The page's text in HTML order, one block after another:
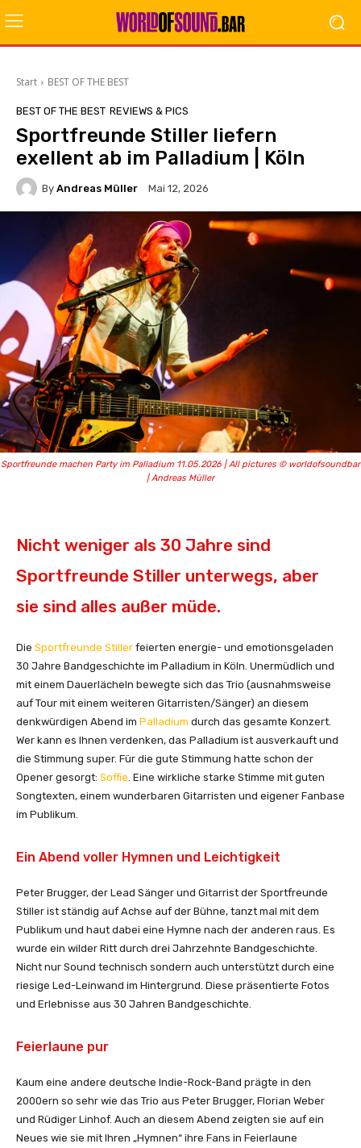
Start BEST OF THE BEST
BEST OF THE BEST REVIEWS & PICS
Sportfreunde Stiller liefern
exellent ab im Palladium | Köln
By Andreas Müller Mai 12, 2026
Sportfreunde machen Party im Palladium 11.05.2026 | All pictures © worldofsoundbar
| Andreas Müller
Nicht weniger als 30 Jahre sind
Sportfreunde Stiller unterwegs, aber
sie sind alles außer müde.
Die Sportfreunde Stiller feierten energie- und emotionsgeladen
30 Jahre Bandgeschichte im Palladium in Köln. Unermüdlich und
mit einem Dauerlächeln bewegte sich das Trio (ausnahmsweise
auf Tour mit einem weiteren Gitarristen/Sänger) an diesem
denkwürdigen Abend im Palladium durch das gesamte Konzert.
Wer kann es Ihnen verdenken, das Palladium ist ausverkauft und
die Stimmung super. Für die gute Stimmung hatte schon der
Opener gesorgt: Soffie . Eine wirkliche starke Stimme mit guten
Songtexten, einem wunderbaren Gitarristen und eigener Fanbase
im Publikum.
Ein Abend voller Hymnen und Leichtigkeit
Peter Brugger, der Lead Sänger und Gitarrist der Sportfreunde
Stiller ist ständig auf Achse auf der Bühne, tanzt mal mit dem
Publikum und haut dabei eine Hymne nach der anderen raus. Es
wurde ein wilder Ritt durch drei Jahrzehnte Bandgeschichte.
Nicht nur Sound technisch sondern auch unterstützt durch eine
riesige Led-Leinwand im Hintergrund. Diese präsentierte Fotos
und Erlebnisse aus 30 Jahren Bandgeschichte.
Feierlaune pur
Kaum eine andere deutsche Indie-Rock-Band prägte in den
2000ern so sehr wie das Trio aus Peter Brugger, Florian Weber
und Rüdiger Linhof. Auch an diesem Abend zeigten sie auf ein
Neues wie sie mit Ihren „Hymnen“ ihre Fans in Feierlaune